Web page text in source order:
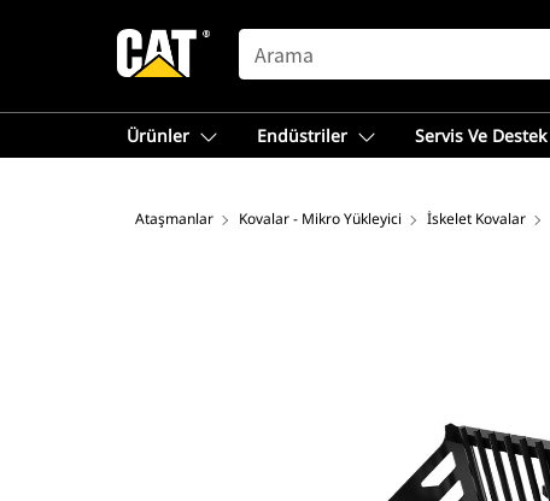
SEARCH
Ürünler Endüstriler Servis Ve Destek
Ataşmanlar Kovalar - Mikro Yükleyici İskelet Kovalar